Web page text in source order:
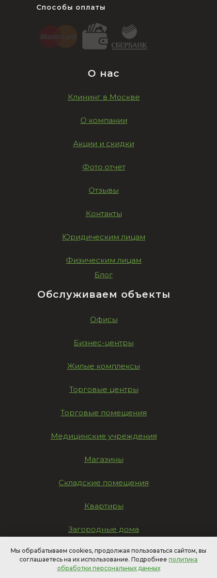
Способы оплаты
Обслуживаем объекты
Офисы
Бизнес-центры
Жилые комплексы
Торговые центры
Торговые помещения
Медицинские учреждения
Магазины
Складские помещения
Квартиры
Загородные дома
Другие объекты инфраструктуры
О нас
Клининг в Москве
О компании
Акции и скидки
Фото отчет
Отзывы
Контакты
Юридическим лицам
Физическим лицам
Выбрать город
Блог
Мы обрабатываем cookies, продолжая пользоваться сайтом, вы
соглашаетесь на их использование. Подробнее политика
обработки персональных данных